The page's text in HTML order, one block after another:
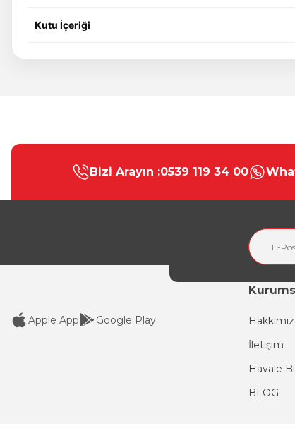
Kutu İçeriği
Görüş ve önerileriniz için teşekkür ederiz.
Ürün resmi kalitesiz, bozuk veya görüntülenemiyor.
Ürün açıklamasında eksik bilgiler bulunuyor.
Bizi Arayın :0539 119 34 00
Apple App Google Play
İletişim
Havale
BLOG